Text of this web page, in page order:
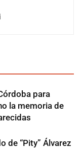
para
la memoria de
de “Pity” Álvarez